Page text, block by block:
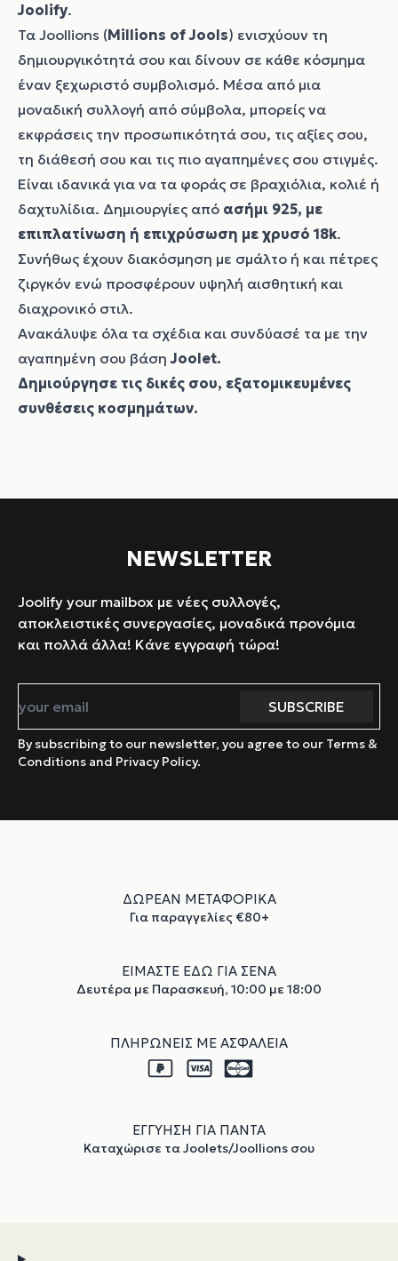
Joolify.
Τα Joollions (Millions of Jools) ενισχύουν τη
δημιουργικότητά σου και δίνουν σε κάθε κόσμημα
έναν ξεχωριστό συμβολισμό. Μέσα από μια
μοναδική συλλογή από σύμβολα, μπορείς να
εκφράσεις την προσωπικότητά σου, τις αξίες σου,
τη διάθεσή σου και τις πιο αγαπημένες σου στιγμές.
Είναι ιδανικά για να τα φοράς σε βραχιόλια, κολιέ ή
δαχτυλίδια. Δημιουργίες από ασήμι 925, με
επιπλατίνωση ή επιχρύσωση με χρυσό 18k.
Συνήθως έχουν διακόσμηση με σμάλτο ή και πέτρες
ζιργκόν ενώ προσφέρουν υψηλή αισθητική και
διαχρονικό στιλ.
Ανακάλυψε όλα τα σχέδια και συνδύασέ τα με την
αγαπημένη σου βάσηJoolet.
Δημιούργησε τις δικές σου, εξατομικευμένες
συνθέσεις κοσμημάτων.
NEWSLETTER
Joolify your mailbox με νέες συλλογές,
αποκλειστικές συνεργασίες, μοναδικά προνόμια
και πολλά άλλα! Κάνε εγγραφή τώρα!
By subscribing to our newsletter, you agree to our Terms &
Conditions and Privacy Policy.
ΔΩΡΕΑΝ ΜΕΤΑΦΟΡΙΚΑ
Για παραγγελίες €80+
ΕΙΜΑΣΤΕ ΕΔΩ ΓΙΑ ΣΕΝΑ
Δευτέρα με Παρασκευή, 10:00 με 18:00
ΠΛΗΡΩΝΕΙΣ ΜΕ ΑΣΦΑΛΕΙΑ
ΕΓΓΥΗΣΗ ΓΙΑ ΠΑΝΤΑ
Καταχώρισε τα Joolets/Joollions σου